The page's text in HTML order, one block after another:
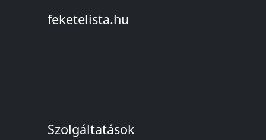
feketelista.hu
Szolgáltatások